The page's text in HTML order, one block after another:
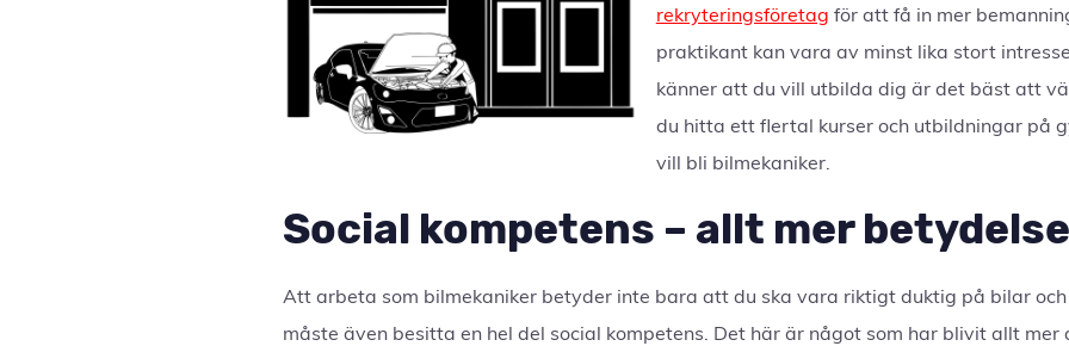
rekryteringsföretag för att få in mer
praktikant kan vara av minst lika stort
känner att du vill utbilda dig är det bäst att
du hitta ett flertal kurser och utbildningar på
vill bli bilmekaniker.
Social kompetens – allt mer
Att arbeta som bilmekaniker betyder inte bara att du ska vara riktigt duktig på bilar
måste även besitta en hel del social kompetens. Det här är något som har blivit allt